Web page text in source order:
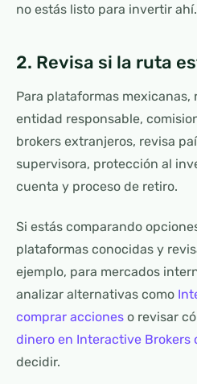
no estás listo para invertir ahí.
2. Revisa si la ruta
Para plataformas mexicanas,
entidad responsable,
brokers extranjeros, revisa
supervisora, protección al
cuenta y proceso de retiro.
Si estás comparando
plataformas conocidas y
ejemplo, para mercados
analizar alternativas como
comprar acciones o revisar
dinero en Interactive Brokers
decidir.